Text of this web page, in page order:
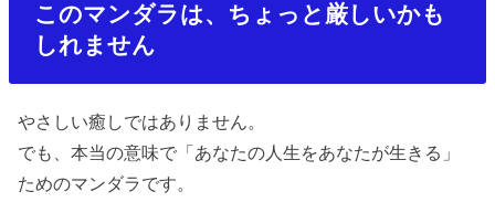
このマンダラは、ちょっと厳しいかも
しれません
やさしい癒しではありません。
でも、本当の意味で「あなたの人生をあなたが生きる」
ためのマンダラです。